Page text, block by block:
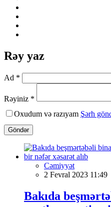
Rəy yaz
Ad *
Rəyiniz *
Oxudum və razıyam Şərh
Göndər
Cəmiyyət
2 Fevral 2023 11:49
Bakıda